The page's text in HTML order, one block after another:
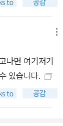
나면 여기저기
있습니다.